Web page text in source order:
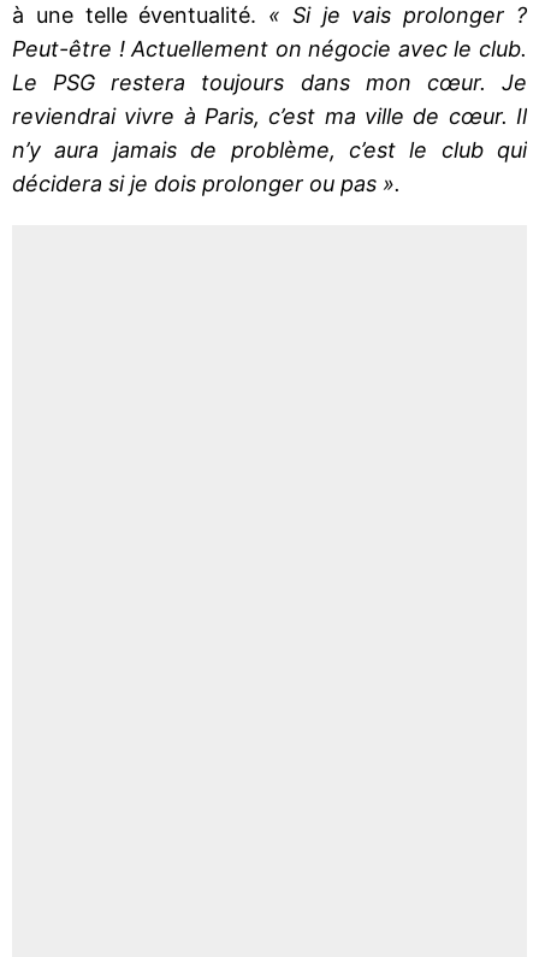
à une telle éventualité. « Si je vais prolonger ?
Peut-être ! Actuellement on négocie avec le club.
Le PSG restera toujours dans mon cœur. Je
reviendrai vivre à Paris, c’est ma ville de cœur. Il
n’y aura jamais de problème, c’est le club qui
décidera si je dois prolonger ou pas ».